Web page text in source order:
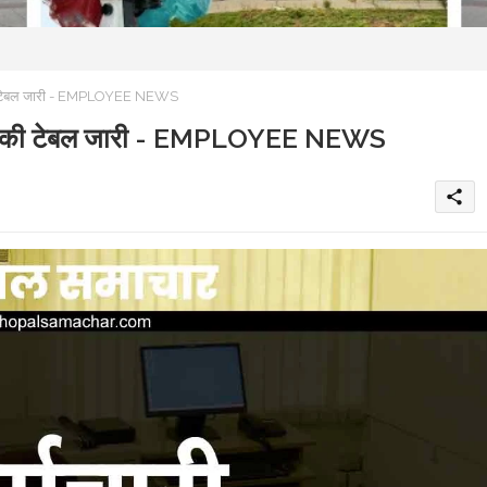
जारी - EMPLOYEE NEWS
टेबल जारी - EMPLOYEE NEWS
share